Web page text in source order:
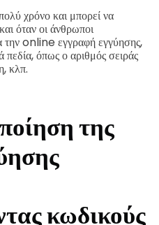
χρόνο και μπορεί να
όταν οι άνθρωποι
την online εγγραφή εγγύησης,
όπως ο αριθμός σειράς
κλπ.
της
κωδικούς